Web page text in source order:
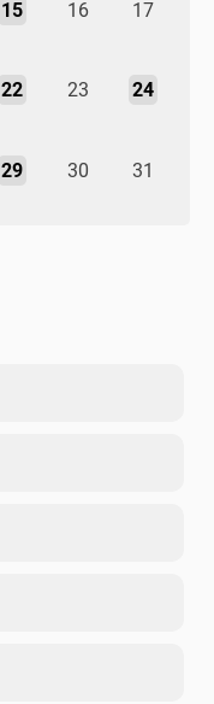
15 16 17
22 23 24
29 30 31